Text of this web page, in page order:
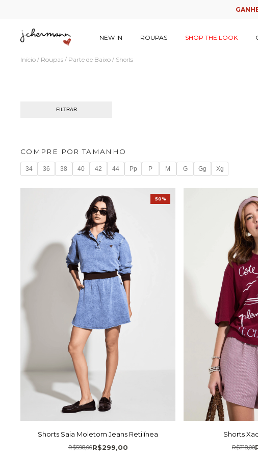
NEW IN ROUPAS SHOP THE LOOK
Início / Roupas / Parte de Baixo / Shorts
FILTRAR
COMPRE POR TAMANHO
34 36 38 40 42 44 Pp P M G Gg Xg
Shorts Saia Moletom Jeans Retilínea
R$299,00
R$598,00
50%
Shorts
R$718,00